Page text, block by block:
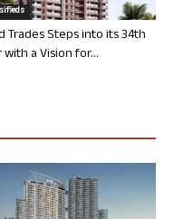
Trades Steps into its 34th
with a Vision for...